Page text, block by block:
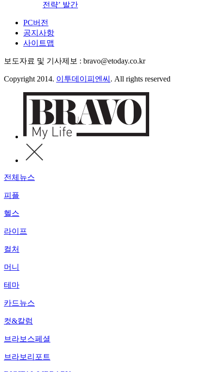
전략’ 발간
PC버전
공지사항
사이트맵
보도자료 및 기사제보 : bravo@etoday.co.kr
Copyright 2014. 이투데이피엔씨 . All rights reserved
전체뉴스
피플
헬스
라이프
컬처
머니
테마
카드뉴스
컷&칼럼
브라보스페셜
브라보리포트